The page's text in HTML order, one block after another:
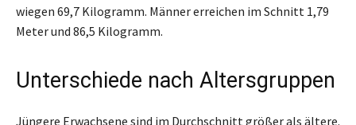
wiegen 69,7 Kilogramm. Männer erreichen im Schnitt 1,79
Meter und 86,5 Kilogramm.
Unterschiede nach Altersgruppen
Jüngere Erwachsene sind im Durchschnitt größer als ältere.